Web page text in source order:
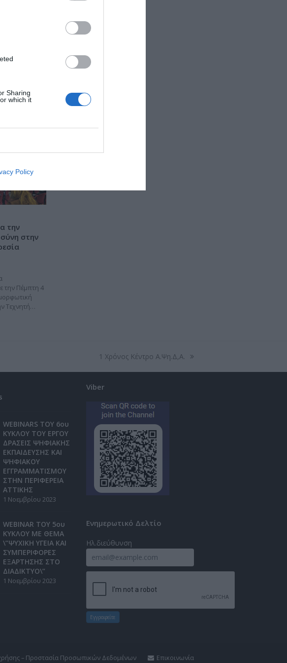
Sharing
which it
Policy
την
στην
την Πέμπτη 4
Τεχνητή…
next
post:
1 Χρόνος Κέντρο Α.Ψη.Δ,Α.
WEBINARS ΤΟΥ 6ου
ΚΥΚΛΟΥ ΤΟΥ ΕΡΓΟΥ
ΔΡΑΣΕΙΣ ΨΗΦΙΑΚΗΣ
ΕΚΠΑΙΔΕΥΣΗΣ ΚΑΙ
ΨΗΦΙΑΚΟΥ
ΕΓΓΡΑΜΜΑΤΙΣΜΟΥ
ΣΤΗΝ ΠΕΡΙΦΕΡΕΙΑ
ΑΤΤΙΚΗΣ
1 Νοεμβρίου 2023
WEBINAR ΤΟΥ 5ου
ΚΥΚΛΟΥ ΜΕ ΘΕΜΑ
\”ΨΥΧΙΚΗ ΥΓΕΙΑ ΚΑΙ
ΣΥΜΠΕΡΙΦΟΡΕΣ
ΕΞΑΡΤΗΣΗΣ ΣΤΟ
ΔΙΑΔΙΚΤΥΟ\”
1 Νοεμβρίου 2023
Viber
Ενημερωτικό Δελτίο
Ηλ.διεύθυνση
Εγγραφείτε
– Προστασία Προσωπικών Δεδομένων Επικοινωνία